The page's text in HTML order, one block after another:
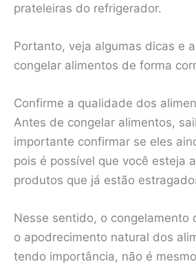
prateleiras do refrigerador.
Portanto, veja algumas dicas e
congelar alimentos de forma
Confirme a qualidade dos
Antes de congelar alimentos,
importante confirmar se eles
pois é possível que você esteja
produtos que já estão
Nesse sentido, o congelamento
o apodrecimento natural dos
tendo importância, não é